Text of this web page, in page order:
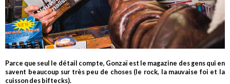
Parce que seul le détail compte, Gonzaï est le magazine des gens qui en
savent beaucoup sur très peu de choses (le rock, la mauvaise foi et la
cuisson des biftecks).